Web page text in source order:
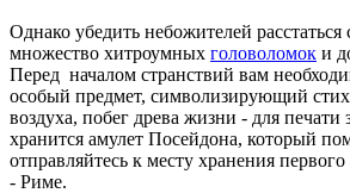
Однако убедить небожителей
множество хитроумных головоломок и
Перед началом странствий вам
особый предмет, символизирующий
воздуха, побег древа жизни - для
хранится амулет Посейдона, который
отправляйтесь к месту хранения
- Риме.